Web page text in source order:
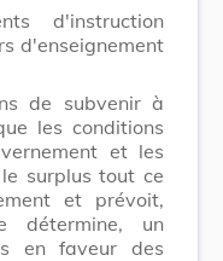
d'instruction
d'enseignement
de subvenir à
les conditions
et les
surplus tout ce
et prévoit,
détermine, un
en faveur des